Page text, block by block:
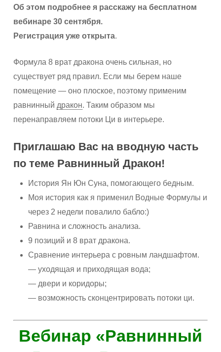
Об этом подробнее я расскажу на бесплатном
вебинаре 30 сентября.
Регистрация уже открыта.
Формула 8 врат дракона очень сильная, но
существует ряд правил. Если мы берем наше
помещение — оно плоское, поэтому применим
равнинный дракон. Таким образом мы
перенаправляем потоки Ци в интерьере.
Приглашаю Вас на вводную часть
по теме Равнинный Дракон!
История Ян Юн Суна, помогающего бедным.
Моя история как я применил Водные Формулы и
через 2 недели повалило бабло:)
Равнина и сложность анализа.
9 позиций и 8 врат дракона.
Сравнение интерьера с ровным ландшафтом.
— уходящая и приходящая вода;
— двери и коридоры;
— возможность сконцентрировать потоки ци.
Вебинар «Равнинный